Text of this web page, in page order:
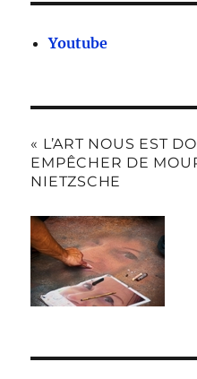
Youtube
« L’ART NOUS EST
EMPÊCHER DE
NIETZSCHE